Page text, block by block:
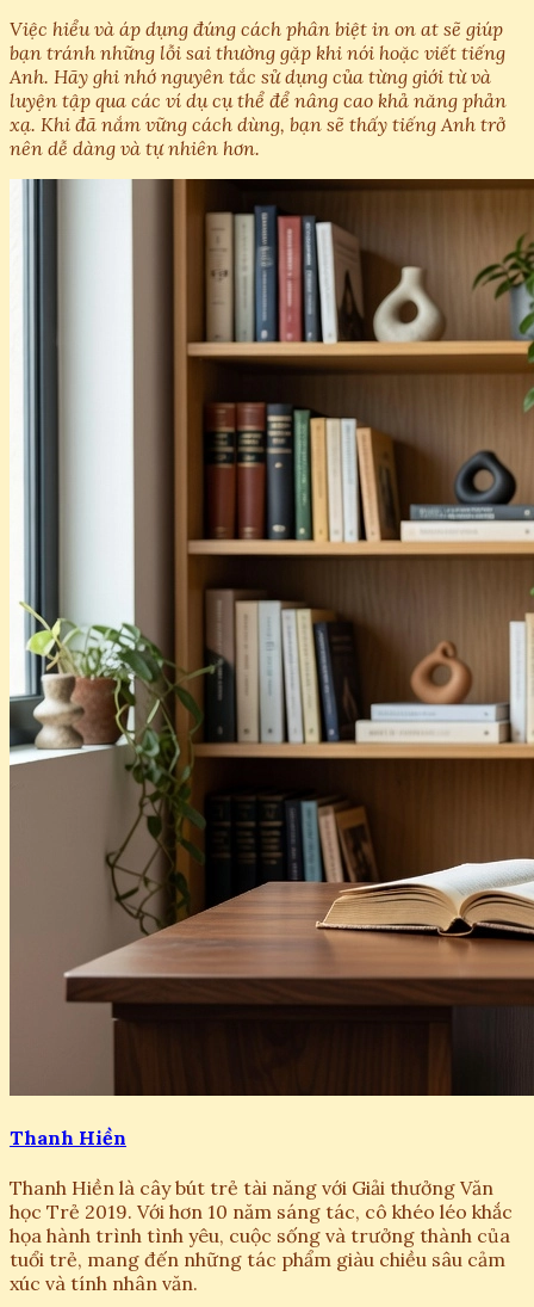
Việc hiểu và áp dụng đúng cách phân biệt in on at sẽ giúp
bạn tránh những lỗi sai thường gặp khi nói hoặc viết tiếng
Anh. Hãy ghi nhớ nguyên tắc sử dụng của từng giới từ và
luyện tập qua các ví dụ cụ thể để nâng cao khả năng phản
xạ. Khi đã nắm vững cách dùng, bạn sẽ thấy tiếng Anh trở
nên dễ dàng và tự nhiên hơn.
Thanh Hiền
Thanh Hiền là cây bút trẻ tài năng với Giải thưởng Văn
học Trẻ 2019. Với hơn 10 năm sáng tác, cô khéo léo khắc
họa hành trình tình yêu, cuộc sống và trưởng thành của
tuổi trẻ, mang đến những tác phẩm giàu chiều sâu cảm
xúc và tính nhân văn.